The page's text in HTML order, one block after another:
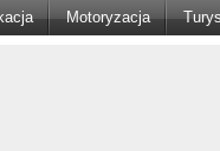
Motoryzacja